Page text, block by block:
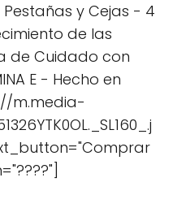
y Cejas - 4
de las
de Cuidado con
E - Hecho en
m.media-